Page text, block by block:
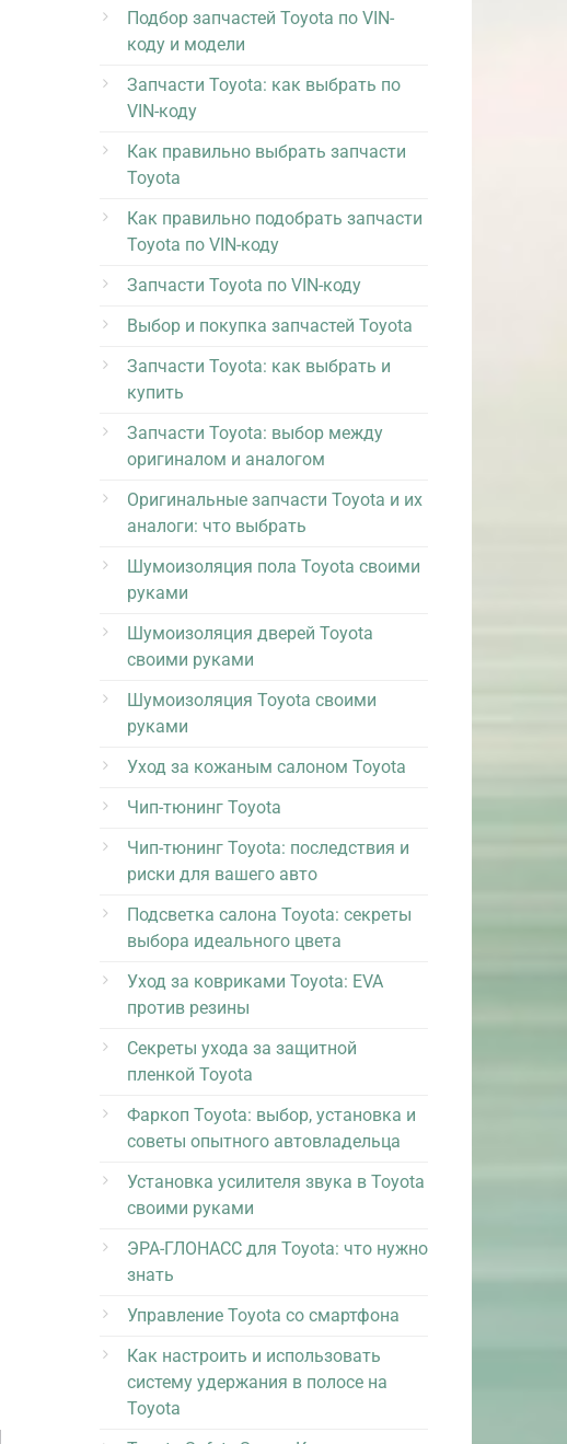
Подбор запчастей Toyota по VIN-
коду и модели
Запчасти Toyota: как выбрать по
VIN-коду
Как правильно выбрать запчасти
Toyota
Как правильно подобрать запчасти
Toyota по VIN-коду
Запчасти Toyota по VIN-коду
Выбор и покупка запчастей Toyota
Запчасти Toyota: как выбрать и
купить
Запчасти Toyota: выбор между
оригиналом и аналогом
Оригинальные запчасти Toyota и их
аналоги: что выбрать
Шумоизоляция пола Toyota своими
руками
Шумоизоляция дверей Toyota
своими руками
Шумоизоляция Toyota своими
руками
Уход за кожаным салоном Toyota
Чип-тюнинг Toyota
Чип-тюнинг Toyota: последствия и
риски для вашего авто
Подсветка салона Toyota: секреты
выбора идеального цвета
Уход за ковриками Toyota: EVA
против резины
Секреты ухода за защитной
пленкой Toyota
Фаркоп Toyota: выбор, установка и
советы опытного автовладельца
Установка усилителя звука в Toyota
своими руками
ЭРА-ГЛОНАСС для Toyota: что нужно
знать
Управление Toyota со смартфона
Как настроить и использовать
систему удержания в полосе на
Toyota